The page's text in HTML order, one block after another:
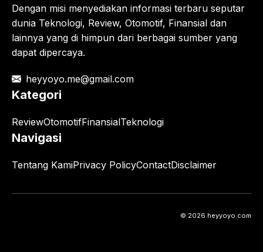
Dengan misi menyediakan informasi terbaru seputar
dunia Teknologi, Review, Otomotif, Finansial dan
lainnya yang di himpun dari berbagai sumber yang
dapat dipercaya.
heyyoyo.me@gmail.com
Kategori
ReviewOtomotifFinansialTeknologi
Navigasi
Tentang KamiPrivacy PolicyContactDisclaimer
© 2026 heyyoyo.com